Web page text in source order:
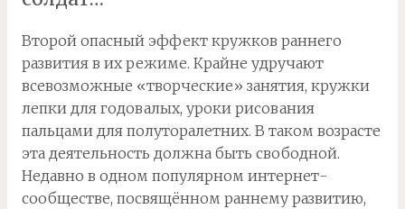
Второй опасный эффект кружков раннего
развития в их режиме. Крайне удручают
всевозможные «творческие» занятия, кружки
лепки для годовалых, уроки рисования
пальцами для полуторалетних. В таком возрасте
эта деятельность должна быть свободной.
Недавно в одном популярном интернет-
сообществе, посвящённом раннему развитию,